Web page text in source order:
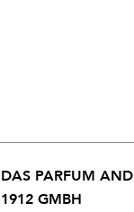
DAS PARFUM
1912 GMBH